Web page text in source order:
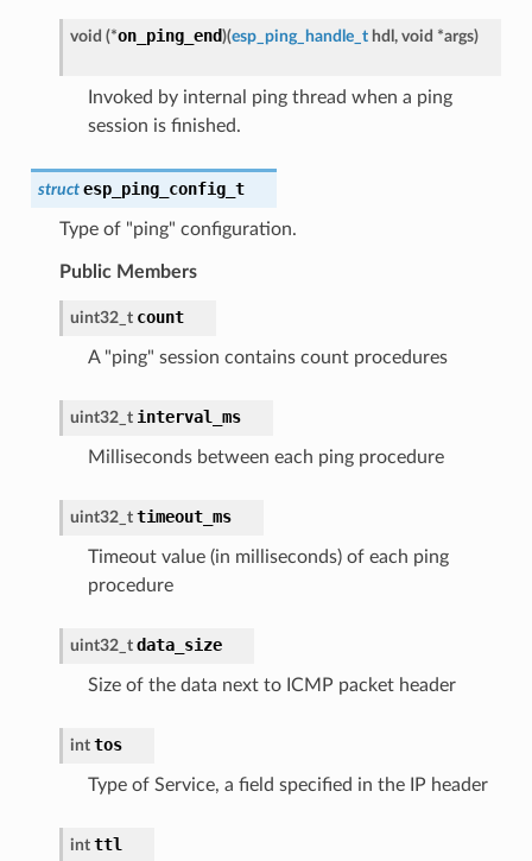
void (*on_ping_end)(esp_ping_handle_t hdl , void *args)
Invoked by internal ping thread when a ping
session is finished.
struct esp_ping_config_t
Type of "ping" configuration.
Public Members
uint32_t count
A "ping" session contains count procedures
uint32_t interval_ms
Milliseconds between each ping procedure
uint32_t timeout_ms
Timeout value (in milliseconds) of each ping
procedure
uint32_t data_size
Size of the data next to ICMP packet header
int tos
Type of Service, a field specified in the IP header
int ttl